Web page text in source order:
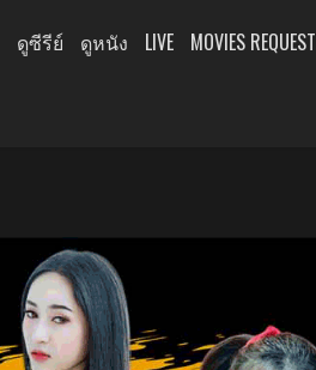
ดูซีรีย์ ดูหนัง LIVE MOVIES REQUEST